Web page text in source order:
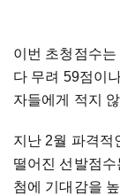
이번 초청점수
다 무려 59점이
자들에게 적지
지난 2월 파격적
떨어진 선발점
첨에 기대감을